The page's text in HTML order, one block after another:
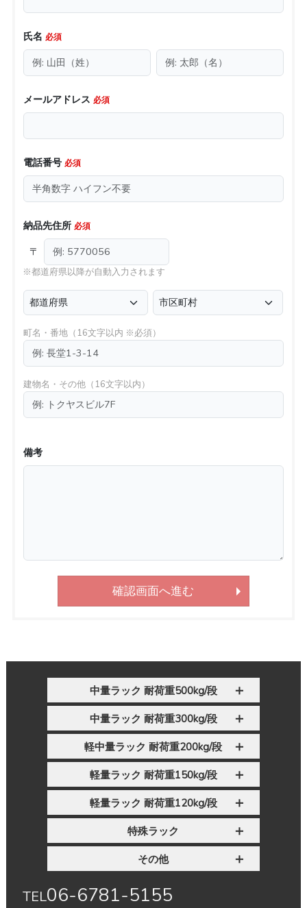
氏名 必須
メールアドレス 必須
電話番号 必須
納品先住所 必須
〒
※都道府県以降が自動入力されます
町名・番地（16文字以内 ※必須）
建物名・その他（16文字以内）
備考
確認画面へ進む
中量ラック 耐荷重500kg/段
中量ラック 耐荷重300kg/段
軽中量ラック 耐荷重200kg/段
軽量ラック 耐荷重150kg/段
軽量ラック 耐荷重120kg/段
特殊ラック
その他
TEL06-6781-5155